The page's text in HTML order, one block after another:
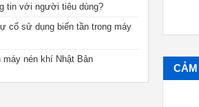
tin với người tiêu dùng?
cố sử dụng biến tần trong máy
máy nén khí Nhật Bản